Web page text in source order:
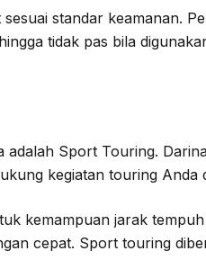
standar keamanan.
tidak pas bila
Sport Touring.
kegiatan touring Anda
kemampuan jarak
cepat. Sport touring